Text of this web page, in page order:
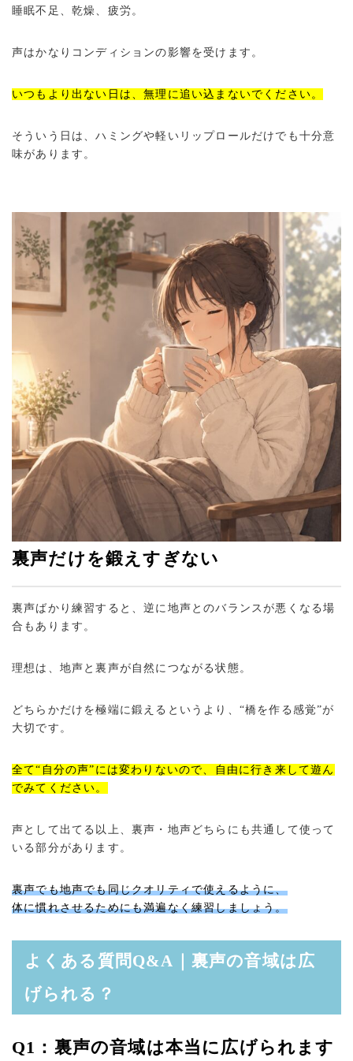
睡眠不足、乾燥、疲労。
声はかなりコンディションの影響を受けます。
いつもより出ない日は、無理に追い込まないでください。
そういう日は、ハミングや軽いリップロールだけでも十分意
味があります。
裏声だけを鍛えすぎない
裏声ばかり練習すると、逆に地声とのバランスが悪くなる場
合もあります。
理想は、地声と裏声が自然につながる状態。
どちらかだけを極端に鍛えるというより、“橋を作る感覚”が
大切です。
全て“自分の声”には変わりないので、自由に行き来して遊ん
でみてください。
声として出てる以上、裏声・地声どちらにも共通して使って
いる部分があります。
裏声でも地声でも同じクオリティで使えるように、
体に慣れさせるためにも満遍なく練習しましょう。
よくある質問Q&A｜裏声の音域は広
げられる？
Q1：裏声の音域は本当に広げられます